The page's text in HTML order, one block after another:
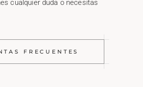
cualquier duda o necesitas
FRECUENTES